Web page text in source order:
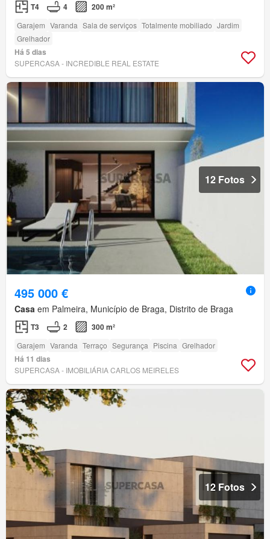
T4 4 200 m²
Garajem Varanda Sala de serviços Totalmente mobiliado Jardim
Grelhador
Há 5 dias
SUPERCASA - INCREDIBLE REAL ESTATE
12 Fotos
495 000 €
Casa em Palmeira, Município de Braga, Distrito de Braga
T3 2 300 m²
Garajem Varanda Terraço Segurança Piscina Grelhador
Há 11 dias
SUPERCASA - IMOBILIÁRIA CARLOS MEIRELES
12 Fotos